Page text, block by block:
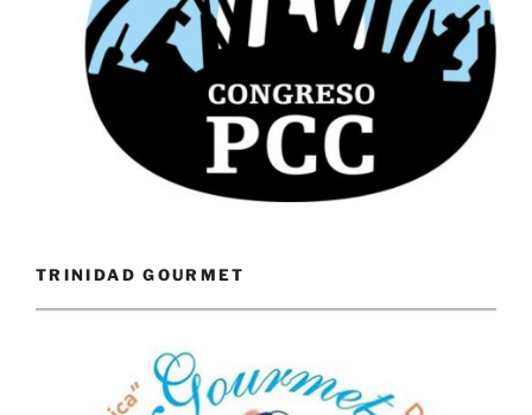
TRINIDAD GOURMET